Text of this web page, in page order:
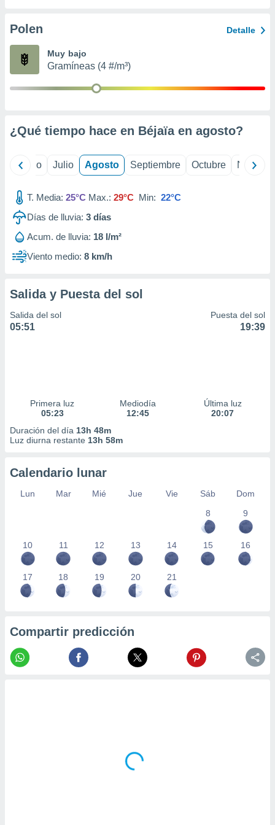
e
mediante
de
Polen Detalle
Muy bajo
Gramíneas (4 #/m³)
¿Qué tiempo hace en Béjaïa en agosto?
Junio Julio Agosto Septiembre Octubre
T. Media: 25°C Max.: 29°C Min: 22°C
Días de lluvia: 3 días
Acum. de lluvia: 18 l/m²
Viento medio: 8 km/h
Salida y Puesta del sol
Salida del sol
05:51
Puesta del sol
19:39
Primera luz
05:23
Mediodía
12:45
Última luz
20:07
Duración del día 13h 48m
Luz diurna restante 13h 58m
Calendario lunar
Lun Mar Mié Jue Vie Sáb
Dom
8
9
10 11 12 13 14 15 16
17 18 19 20 21
Compartir predicción